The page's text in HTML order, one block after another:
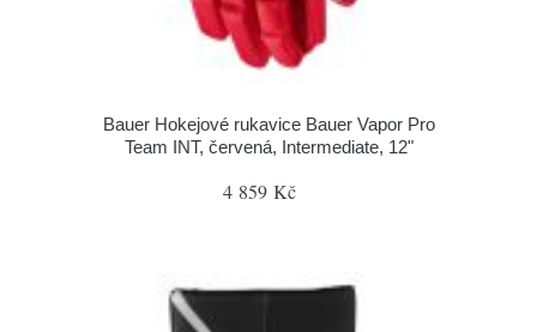
Bauer Hokejové rukavice Bauer Vapor Pro
Team INT, červená, Intermediate, 12"
4 859 Kč